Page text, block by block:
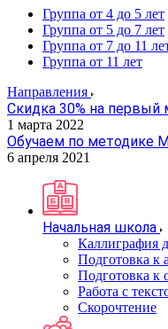
Группа от 4 до 5 лет
Группа от 5 до 7 лет
Группа от 7 до 11
Группа от 11 лет
Направления
Скидка 30% на первый
1 марта 2022
Обучаем по методике
6 апреля 2021
Начальная школа
Каллиграфия
Подготовка к
Подготовка к
Работа с
Скорочтение